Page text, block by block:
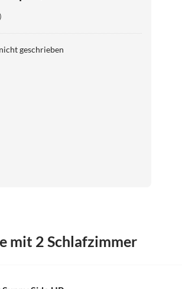
geschrieben
mit 2 Schlafzimmer